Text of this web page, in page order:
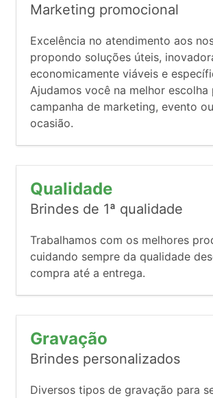
Marketing promocional
Excelência no atendimento aos
propondo soluções úteis,
economicamente viáveis e
Ajudamos você na melhor escolha
campanha de marketing, evento
ocasião.
Qualidade
Brindes de 1ª qualidade
Trabalhamos com os melhores
cuidando sempre da qualidade
compra até a entrega.
Gravação
Brindes personalizados
Diversos tipos de gravação para